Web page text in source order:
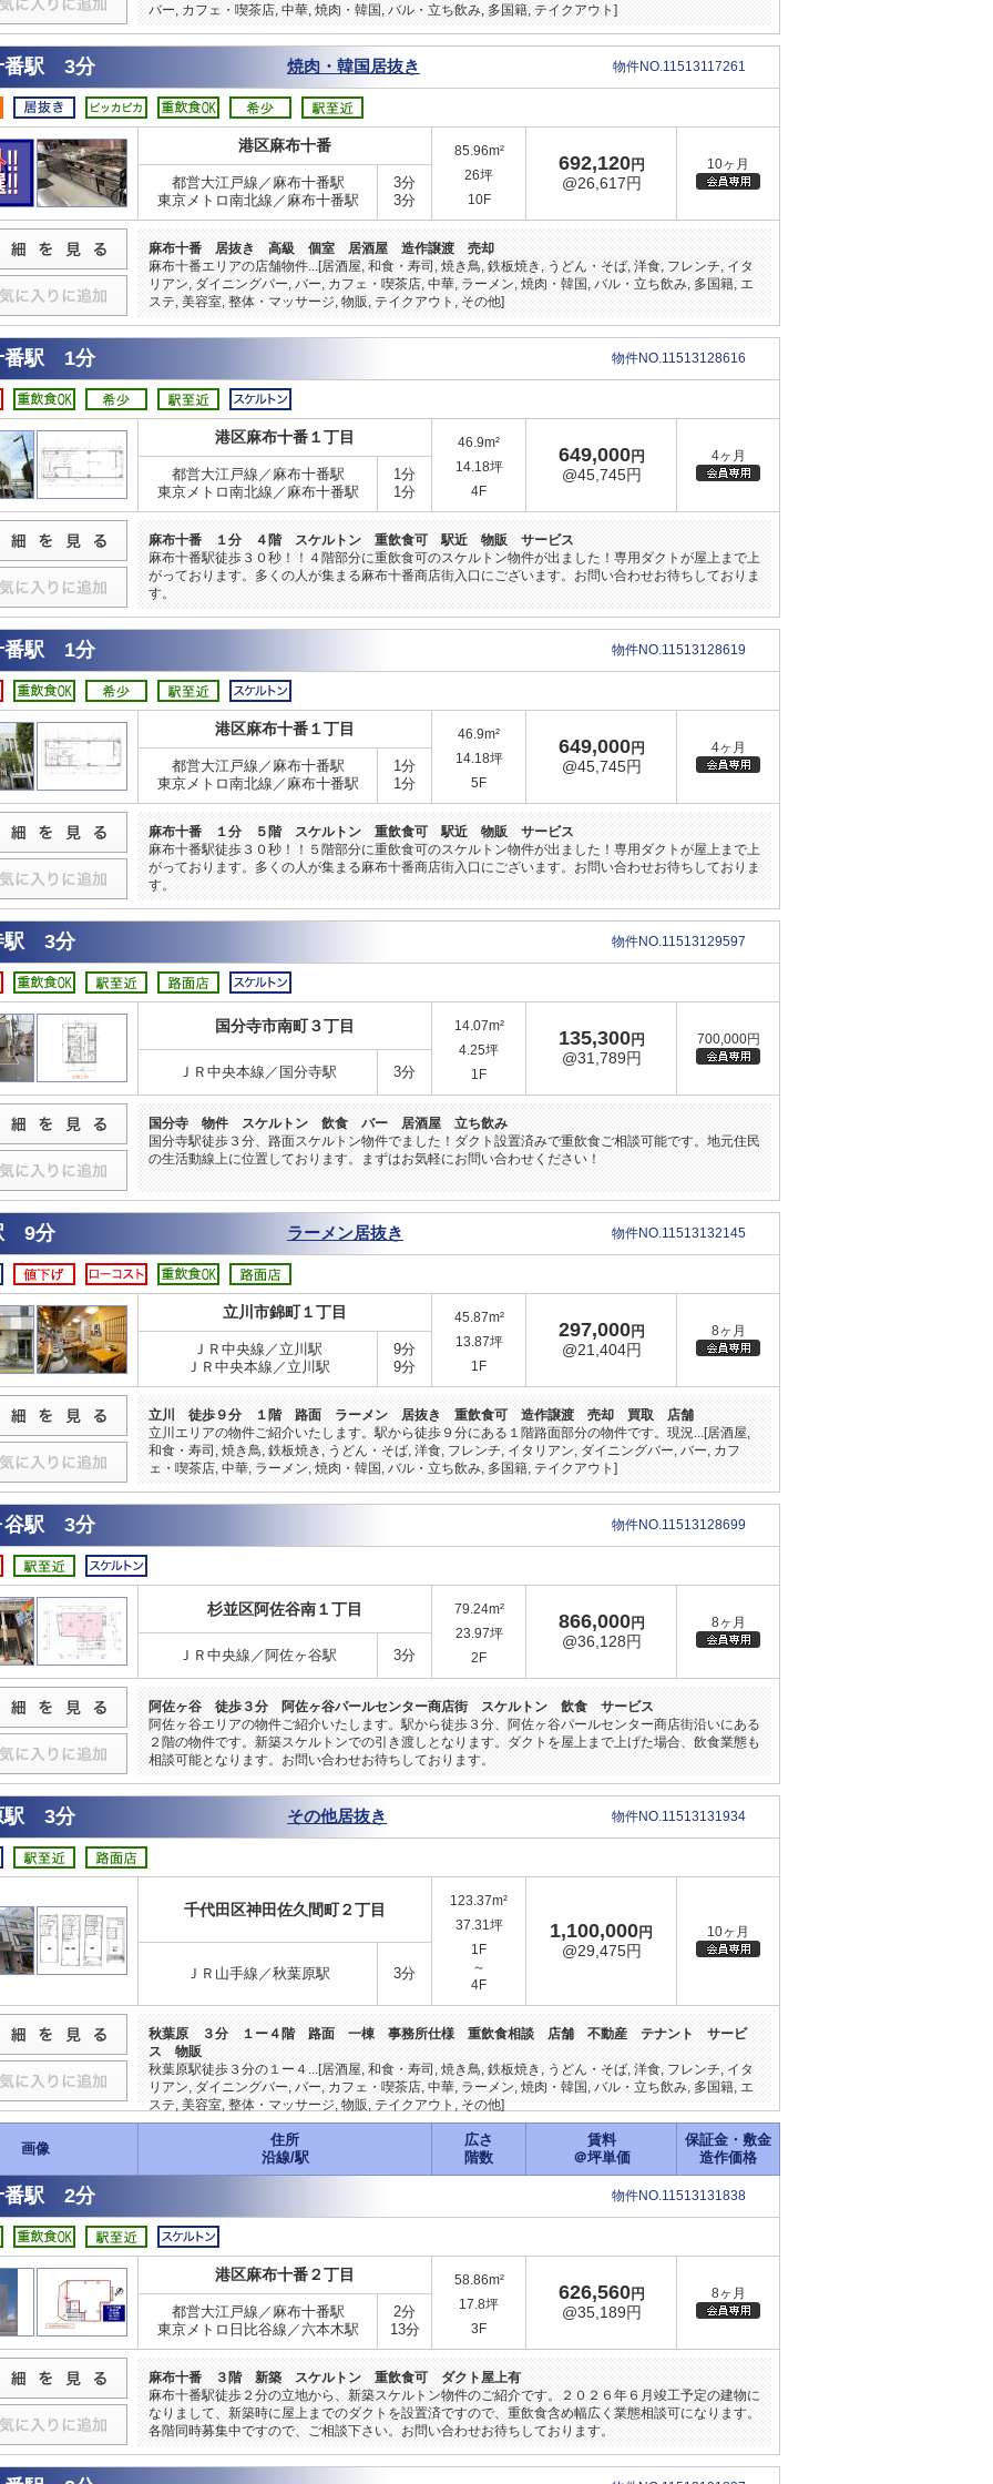
バー, カフェ・喫茶店, 中華, 焼肉・韓国, バル・立ち飲み, 多国籍, テイクアウト]
番駅 3分 焼肉・韓国居抜き 物件NO.11513117261
港区麻布十番
85.96m²
26坪
10F
692,120円
@26,617円
10ヶ月
都営大江戸線／麻布十番駅
東京メトロ南北線／麻布十番駅
3分
3分
麻布十番 居抜き 高級 個室 居酒屋 造作譲渡 売却
麻布十番エリアの店舗物件...[居酒屋, 和食・寿司, 焼き鳥, 鉄板焼き, うどん・そば, 洋食, フレンチ, イタ
リアン, ダイニングバー, バー, カフェ・喫茶店, 中華, ラーメン, 焼肉・韓国, バル・立ち飲み, 多国籍, エ
ステ, 美容室, 整体・マッサージ, 物販, テイクアウト, その他]
番駅 1分 物件NO.11513128616
港区麻布十番１丁目
46.9m²
14.18坪
4F
649,000円
@45,745円
4ヶ月
都営大江戸線／麻布十番駅
東京メトロ南北線／麻布十番駅
1分
1分
麻布十番 １分 ４階 スケルトン 重飲食可 駅近 物販 サービス
麻布十番駅徒歩３０秒！！４階部分に重飲食可のスケルトン物件が出ました！専用ダクトが屋上まで上
がっております。多くの人が集まる麻布十番商店街入口にございます。お問い合わせお待ちしておりま
す。
番駅 1分 物件NO.11513128619
港区麻布十番１丁目
46.9m²
14.18坪
5F
649,000円
@45,745円
4ヶ月
都営大江戸線／麻布十番駅
東京メトロ南北線／麻布十番駅
1分
1分
麻布十番 １分 ５階 スケルトン 重飲食可 駅近 物販 サービス
麻布十番駅徒歩３０秒！！５階部分に重飲食可のスケルトン物件が出ました！専用ダクトが屋上まで上
がっております。多くの人が集まる麻布十番商店街入口にございます。お問い合わせお待ちしておりま
す。
駅 3分 物件NO.11513129597
国分寺市南町３丁目
14.07m²
4.25坪
1F
135,300円
@31,789円
700,000円
ＪＲ中央本線／国分寺駅 3分
国分寺 物件 スケルトン 飲食 バー 居酒屋 立ち飲み
国分寺駅徒歩３分、路面スケルトン物件でました！ダクト設置済みで重飲食ご相談可能です。地元住民
の生活動線上に位置しております。まずはお気軽にお問い合わせください！
9分 ラーメン居抜き 物件NO.11513132145
立川市錦町１丁目
45.87m²
13.87坪
1F
297,000円
@21,404円
8ヶ月
ＪＲ中央線／立川駅
ＪＲ中央本線／立川駅
9分
9分
立川 徒歩９分 １階 路面 ラーメン 居抜き 重飲食可 造作譲渡 売却 買取 店舗
立川エリアの物件ご紹介いたします。駅から徒歩９分にある１階路面部分の物件です。現況...[居酒屋,
和食・寿司, 焼き鳥, 鉄板焼き, うどん・そば, 洋食, フレンチ, イタリアン, ダイニングバー, バー, カフ
ェ・喫茶店, 中華, ラーメン, 焼肉・韓国, バル・立ち飲み, 多国籍, テイクアウト]
谷駅 3分 物件NO.11513128699
杉並区阿佐谷南１丁目
79.24m²
23.97坪
2F
866,000円
@36,128円
8ヶ月
ＪＲ中央線／阿佐ヶ谷駅 3分
阿佐ヶ谷 徒歩３分 阿佐ヶ谷パールセンター商店街 スケルトン 飲食 サービス
阿佐ヶ谷エリアの物件ご紹介いたします。駅から徒歩３分、阿佐ヶ谷パールセンター商店街沿いにある
２階の物件です。新築スケルトンでの引き渡しとなります。ダクトを屋上まで上げた場合、飲食業態も
相談可能となります。お問い合わせお待ちしております。
駅 3分 その他居抜き 物件NO.11513131934
千代田区神田佐久間町２丁目
123.37m²
37.31坪
1F
～
4F
1,100,000円
@29,475円
10ヶ月
ＪＲ山手線／秋葉原駅 3分
秋葉原 ３分 １ー４階 路面 一棟 事務所仕様 重飲食相談 店舗 不動産 テナント サービ
ス 物販
秋葉原駅徒歩３分の１ー４...[居酒屋, 和食・寿司, 焼き鳥, 鉄板焼き, うどん・そば, 洋食, フレンチ, イタ
リアン, ダイニングバー, バー, カフェ・喫茶店, 中華, ラーメン, 焼肉・韓国, バル・立ち飲み, 多国籍, エ
ステ, 美容室, 整体・マッサージ, 物販, テイクアウト, その他]
画像
住所
沿線/駅
広さ
階数
賃料
＠坪単価
保証金・敷金
造作価格
番駅 2分 物件NO.11513131838
港区麻布十番２丁目
58.86m²
17.8坪
3F
626,560円
@35,189円
8ヶ月
都営大江戸線／麻布十番駅
東京メトロ日比谷線／六本木駅
2分
13分
麻布十番 ３階 新築 スケルトン 重飲食可 ダクト屋上有
麻布十番駅徒歩２分の立地から、新築スケルトン物件のご紹介です。２０２６年６月竣工予定の建物に
なりまして、新築時に屋上までのダクトを設置済ですので、重飲食含め幅広く業態相談可になります。
各階同時募集中ですので、ご相談下さい。お問い合わせお待ちしております。